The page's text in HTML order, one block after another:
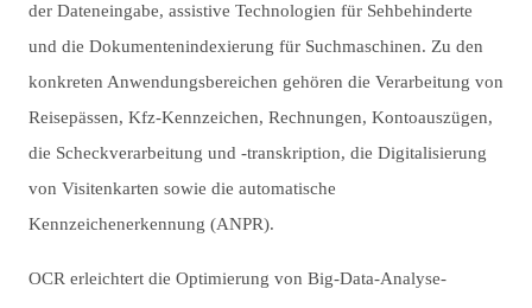
der Dateneingabe, assistive Technologien für Sehbehinderte
und die Dokumentenindexierung für Suchmaschinen. Zu den
konkreten Anwendungsbereichen gehören die Verarbeitung von
Reisepässen, Kfz-Kennzeichen, Rechnungen, Kontoauszügen,
die Scheckverarbeitung und -transkription, die Digitalisierung
von Visitenkarten sowie die automatische
Kennzeichenerkennung (ANPR).
OCR erleichtert die Optimierung von Big-Data-Analyse-